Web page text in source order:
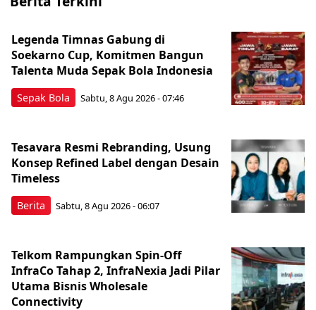
Sepak Bola
Legenda Timnas Gabung di
Soekarno Cup, Komitmen Bangun
Talenta Muda Sepak Bola Indonesia
Sabtu, 8 Agu 2026 - 07:46
Berita
Tesavara Resmi Rebranding, Usung
Konsep Refined Label dengan Desain
Timeless
Sabtu, 8 Agu 2026 - 06:07
Telkom Rampungkan Spin-Off
InfraCo Tahap 2, InfraNexia Jadi Pilar
Utama Bisnis Wholesale
Connectivity